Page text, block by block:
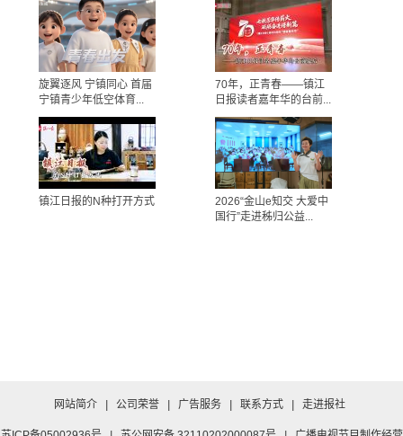
旋翼逐风 宁镇同心 首届
宁镇青少年低空体育...
70年，正青春——镇江
日报读者嘉年华的台前...
镇江日报的N种打开方式
2026“金山e知交 大爱中
国行”走进秭归公益...
网站简介 | 公司荣誉 | 广告服务 | 联系方式 | 走进报社